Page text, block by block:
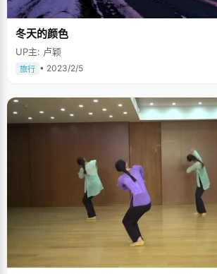
冬天的颜色
UP主: 卢颖
旅行 • 2023/2/5